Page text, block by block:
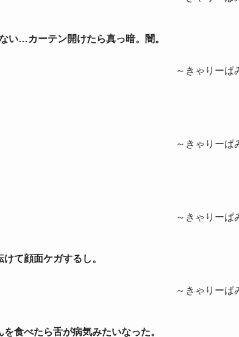
い…カーテン開けたら真っ暗。闇。
～きゃりーぱ
～きゃりーぱ
～きゃりーぱ
て顔面ケガするし。
～きゃりーぱ
食べたら舌が病気みたいなった。